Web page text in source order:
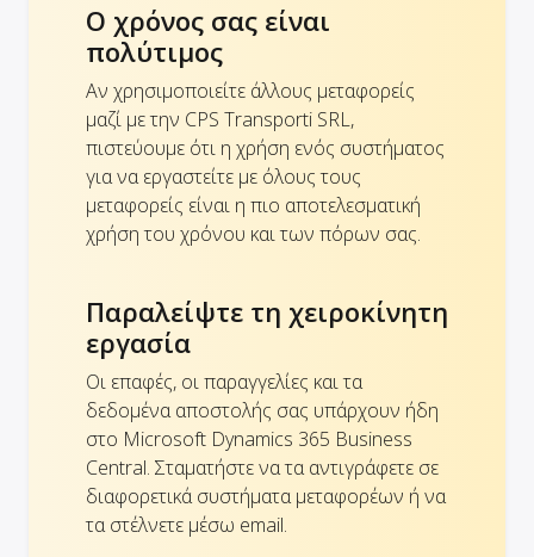
Ο χρόνος σας είναι
πολύτιμος
Αν χρησιμοποιείτε άλλους μεταφορείς
μαζί με την CPS Transporti SRL,
πιστεύουμε ότι η χρήση ενός συστήματος
για να εργαστείτε με όλους τους
μεταφορείς είναι η πιο αποτελεσματική
χρήση του χρόνου και των πόρων σας.
Παραλείψτε τη χειροκίνητη
εργασία
Οι επαφές, οι παραγγελίες και τα
δεδομένα αποστολής σας υπάρχουν ήδη
στο Microsoft Dynamics 365 Business
Central. Σταματήστε να τα αντιγράφετε σε
διαφορετικά συστήματα μεταφορέων ή να
τα στέλνετε μέσω email.